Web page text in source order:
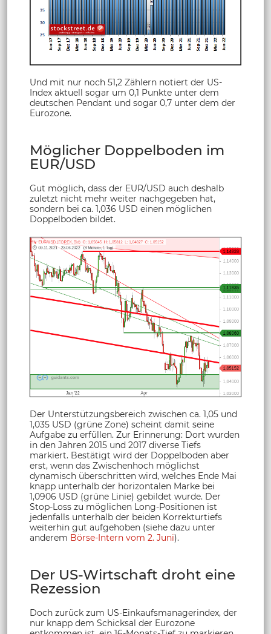
Und mit nur noch 51,2 Zählern notiert der US-
Index aktuell sogar um 0,1 Punkte unter dem
deutschen Pendant und sogar 0,7 unter dem der
Eurozone.
Möglicher Doppelboden im
EUR/USD
Gut möglich, dass der EUR/USD auch deshalb
zuletzt nicht mehr weiter nachgegeben hat,
sondern bei ca. 1,036 USD einen möglichen
Doppelboden bildet.
Der Unterstützungsbereich zwischen ca. 1,05 und
1,035 USD (grüne Zone) scheint damit seine
Aufgabe zu erfüllen. Zur Erinnerung: Dort wurden
in den Jahren 2015 und 2017 diverse Tiefs
markiert. Bestätigt wird der Doppelboden aber
erst, wenn das Zwischenhoch möglichst
dynamisch überschritten wird, welches Ende Mai
knapp unterhalb der horizontalen Marke bei
1,0906 USD (grüne Linie) gebildet wurde. Der
Stop-Loss zu möglichen Long-Positionen ist
jedenfalls unterhalb der beiden Korrekturtiefs
weiterhin gut aufgehoben (siehe dazu unter
anderem Börse-Intern vom 2. Juni).
Der US-Wirtschaft droht eine
Rezession
Doch zurück zum US-Einkaufsmanagerindex, der
nur knapp dem Schicksal der Eurozone